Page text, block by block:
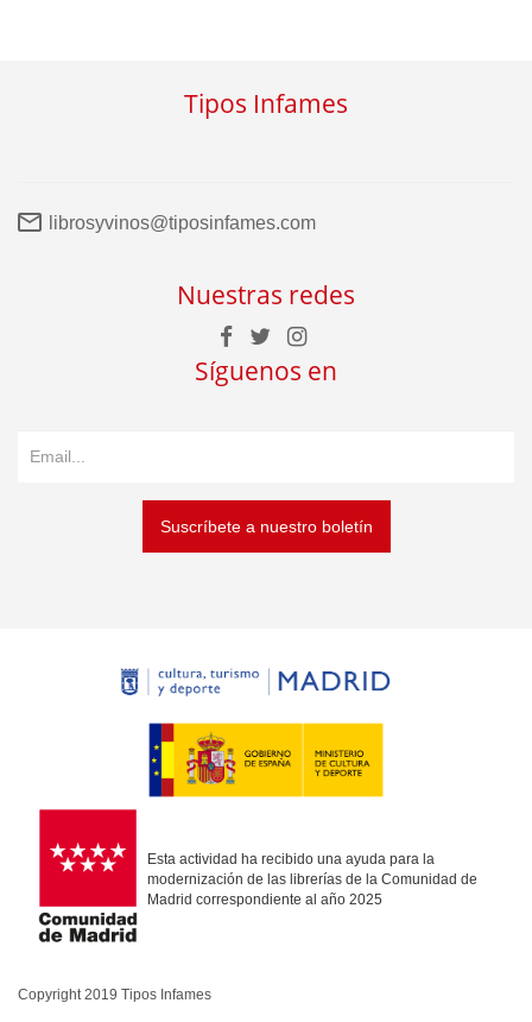
Tipos Infames
librosyvinos@tiposinfames.com
Nuestras redes
Síguenos en
Suscríbete a nuestro boletín
Esta actividad ha recibido una ayuda para la
modernización de las librerías de la Comunidad de
Madrid correspondiente al año 2025
Copyright 2019 Tipos Infames